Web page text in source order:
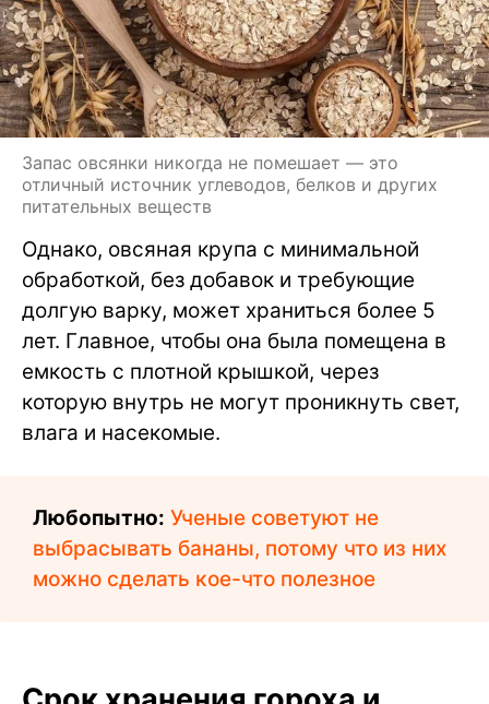
Запас овсянки никогда не помешает — это
отличный источник углеводов, белков и других
питательных веществ
Однако, овсяная крупа с минимальной
обработкой, без добавок и требующие
долгую варку, может храниться более 5
лет. Главное, чтобы она была помещена в
емкость с плотной крышкой, через
которую внутрь не могут проникнуть свет,
влага и насекомые.
Любопытно: Ученые советуют не
выбрасывать бананы, потому что из них
можно сделать кое-что полезное